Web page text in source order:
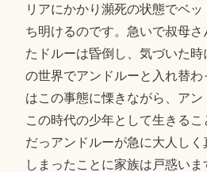
リアにかかり瀕死の状態でベ
ち明けるのです。急いで叔母
たドルーは昏倒し、気づいた
の世界でアンドルーと入れ替
はこの事態に慄きながら、アン
この時代の少年として生きる
だっアンドルーが急に大人し
しまったことに家族は戸惑い